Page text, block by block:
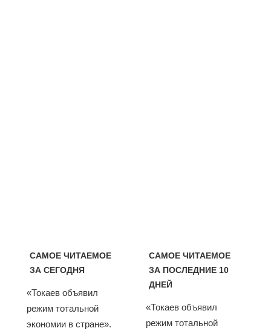
САМОЕ ЧИТАЕМОЕ
ЗА СЕГОДНЯ
«Токаев объявил
режим тотальной
экономии в стране».
САМОЕ ЧИТАЕМОЕ
ЗА ПОСЛЕДНИЕ 10
ДНЕЙ
«Токаев объявил
режим тотальной